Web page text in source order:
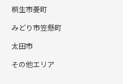
桐生市菱町
みどり市笠懸町
太田市
その他エリア